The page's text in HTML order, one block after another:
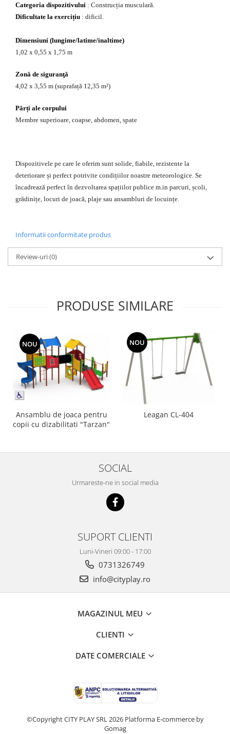
Categoria dispozitivului : Construcția musculară.
Dificultate la exercițiu : dificil.
Dimensiuni (lungime/latime/inaltime)
1,02 x 0,55 x 1,75 m
Zonă de siguranţă
4,02 x 3,55 m (suprafață 12,35 m²)
Părți ale corpului
Membre superioare, coapse, abdomen, spate
Dispozitivele pe care le oferim sunt solide, fiabile, rezistente la
deteriorare și perfect potrivite condițiilor noastre meteorologice. Se
încadrează perfect în dezvoltarea spațiilor publice m.in parcuri, școli,
grădinițe, locuri de joacă, plaje sau ansambluri de locuințe.
Informatii conformitate produs
Review-uri(0)
PRODUSE SIMILARE
NOU
Ansamblu de joaca pentru
copii cu dizabilitati "Tarzan"
NOU
Leagan CL-404
SOCIAL
Urmareste-ne in social media
SUPORT CLIENTI
Luni-Vineri 09:00 - 17:00
0731326749
info@cityplay.ro
MAGAZINUL MEU
CLIENTI
DATE COMERCIALE
©Copyright CITY PLAY SRL 2026 Platforma E-commerce by
Gomag